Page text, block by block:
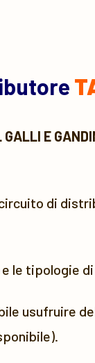
GALLI E
di
e le tipologie
usufruire